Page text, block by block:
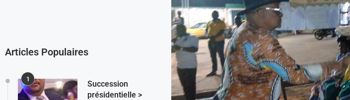
Articles Populaires
1
Succession
présidentielle >